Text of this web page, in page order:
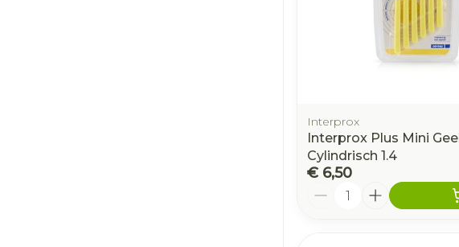
Interprox
Interprox Plus Mini Geel
Cylindrisch 1.4
€ 6,50
Aantal